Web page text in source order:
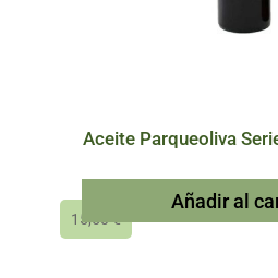
Aceite Parqueoliva
15,50€
Añadir al